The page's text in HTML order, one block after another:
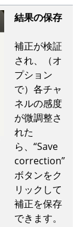
結果の保存
補正が検証
され、（オ
プション
で）各チャ
ネルの感度
が微調整さ
れた
ら、“Save
correction”
ボタンをク
リックして
補正を保存
できます。